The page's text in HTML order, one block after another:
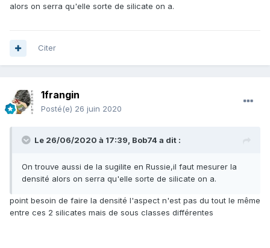
alors on serra qu'elle sorte de silicate on a.
Citer
1frangin
Posté(e) 26 juin 2020
Le 26/06/2020 à 17:39, Bob74 a dit :
On trouve aussi de la sugilite en Russie,il faut mesurer la
densité alors on serra qu'elle sorte de silicate on a.
point besoin de faire la densité l'aspect n'est pas du tout le même
entre ces 2 silicates mais de sous classes différentes